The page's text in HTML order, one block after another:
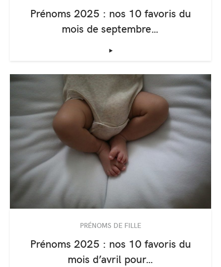
Prénoms 2025 : nos 10 favoris du
mois de septembre…
‣
PRÉNOMS DE FILLE
Prénoms 2025 : nos 10 favoris du
mois d’avril pour…